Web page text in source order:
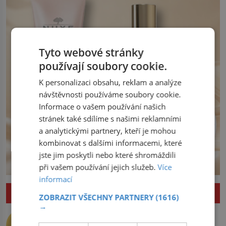
ZAJÍMAVOSTI
Chemický roztok!
Tyto webové stránky
používají soubory cookie.
K personalizaci obsahu, reklam a analýze
návštěvnosti používáme soubory cookie.
Informace o vašem používání našich
stránek také sdílíme s našimi reklamními
a analytickými partnery, kteří je mohou
kombinovat s dalšími informacemi, které
jste jim poskytli nebo které shromáždili
při vašem používání jejich služeb.Více
informací
ZOBRAZIT VŠECHNY PARTNERY(1616)
→